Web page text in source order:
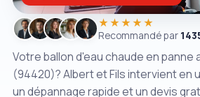
Votre ballon d'eau chaude en panne
(94420)? Albert et Fils intervient en
un dépannage rapide et un devis
★★★★★
Recommandé par